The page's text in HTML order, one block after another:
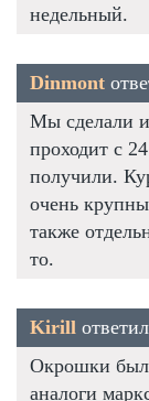
недельный.
Dinmont
Мы сделали
проходит с
получили.
очень
также
то.
Kirill
Окрошки
аналоги